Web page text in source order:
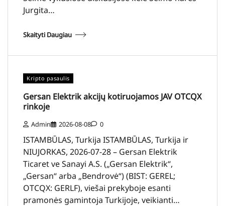
Jurgita…
Skaityti Daugiau
Kripto pasaulis
Gersan Elektrik akcijų kotiruojamos JAV OTCQX
rinkoje
Admin 2026-08-08 0
ISTAMBŪLAS, Turkija ISTAMBŪLAS, Turkija ir
NIUJORKAS, 2026-07-28 – Gersan Elektrik
Ticaret ve Sanayi A.S. („Gersan Elektrik“,
„Gersan“ arba „Bendrovė“) (BIST: GEREL;
OTCQX: GERLF), viešai prekyboje esanti
pramonės gamintoja Turkijoje, veikianti…